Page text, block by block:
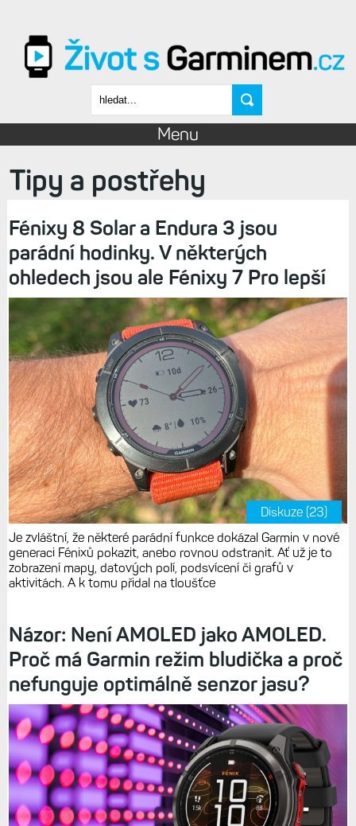
Vyhledávání
Menu
Tipy a postřehy
Fénixy 8 Solar a Endura 3 jsou
parádní hodinky. V některých
ohledech jsou ale Fénixy 7 Pro lepší
Diskuze (23)
Je zvláštní, že některé parádní funkce dokázal Garmin v nové
generaci Fénixů pokazit, anebo rovnou odstranit. Ať už je to
zobrazení mapy, datových polí, podsvícení či grafů v
aktivitách. A k tomu přidal na tloušťce
Názor: Není AMOLED jako AMOLED.
Proč má Garmin režim bludička a proč
nefunguje optimálně senzor jasu?